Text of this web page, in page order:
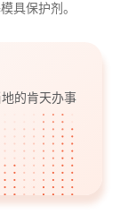
具保护剂。
的肯天办事